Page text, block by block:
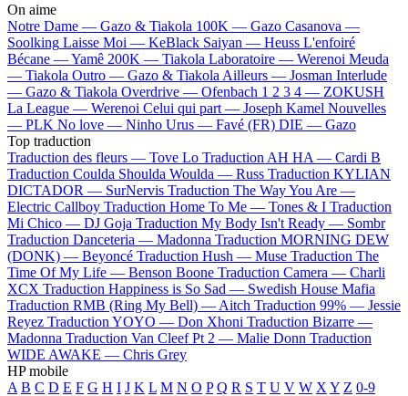
On aime
Notre Dame — Gazo & Tiakola 100K — Gazo Casanova —
Soolking Laisse Moi — KeBlack Saiyan — Heuss L'enfoiré
Bécane —Yamê 200K — Tiakola Laboratoire — Werenoi Meuda
— Tiakola Outro — Gazo & Tiakola Ailleurs — Josman Interlude
— Gazo & Tiakola Overdrive — Ofenbach 1 2 3 4 — ZOKUSH
La League — Werenoi Celui qui part — Joseph Kamel Nouvelles
— PLK No love — Ninho Urus — Favé (FR) DIE — Gazo
Top traduction
Traduction des fleurs — Tove Lo Traduction AH HA — Cardi B
Traduction Coulda Shoulda Woulda — Russ Traduction KYLIAN
DICTADOR — SurNervis Traduction The Way You Are —
Electric Callboy Traduction Home To Me — Tones & I Traduction
Mi Chico — DJ Goja Traduction My Body Isn't Ready — Sombr
Traduction Danceteria — Madonna Traduction MORNING DEW
(DONK) — Beyoncé Traduction Hush — Muse Traduction The
Time Of My Life — Benson Boone Traduction Camera — Charli
XCX Traduction Happiness is So Sad — Swedish House Mafia
Traduction RMB (Ring My Bell) — Aitch Traduction 99% — Jessie
Reyez Traduction YOYO — Don Xhoni Traduction Bizarre —
Madonna Traduction Van Cleef Pt 2 — Malie Donn Traduction
WIDE AWAKE — Chris Grey
HP mobile
A B C D E F G H I J K L M N O P Q R S T U V W X Y Z 0-9